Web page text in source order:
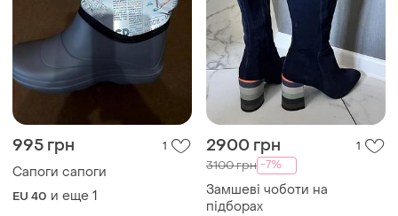
995 грн 1
Сапоги сапоги
EU 40 и еще 1
2900 грн 1
3100 грн -7%
Замшеві чоботи на
підборах